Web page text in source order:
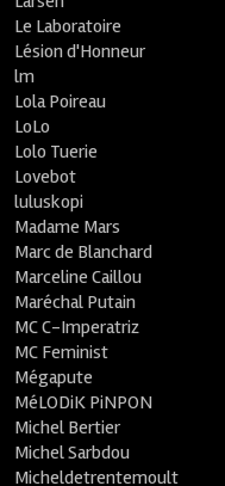
Le Laboratoire
Lésion d'Honneur
lm
Lola Poireau
LoLo
Lolo Tuerie
Lovebot
luluskopi
Madame Mars
Marc de Blanchard
Marceline Caillou
Maréchal Putain
MC C-Imperatriz
MC Feminist
Mégapute
MéLODiK PiNPON
Michel Bertier
Michel Sarbdou
Micheldetrentemoult